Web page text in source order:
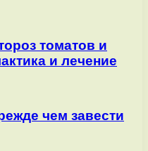
томатов и
и лечение
чем завести